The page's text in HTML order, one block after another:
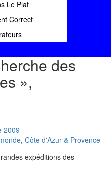
Le Plat
Correct
des
»,
2009
, Côte d'Azur & Provence
expéditions des